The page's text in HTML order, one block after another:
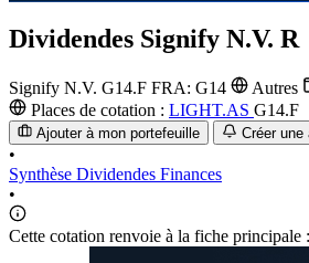
Dividendes Signify N.V. R
Signify N.V. G14.F FRA: G14 Autres
Places de cotation : LIGHT.AS G14.F
Ajouter à mon portefeuille Créer une
•
Synthèse Dividendes Finances
•
Cette cotation renvoie à la fiche principale :